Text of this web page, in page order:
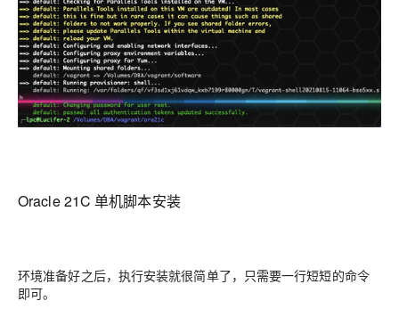
Oracle 21C 单机脚本安装
环境准备好之后，执行安装就很简单了，只需要一行短短的命令
即可。